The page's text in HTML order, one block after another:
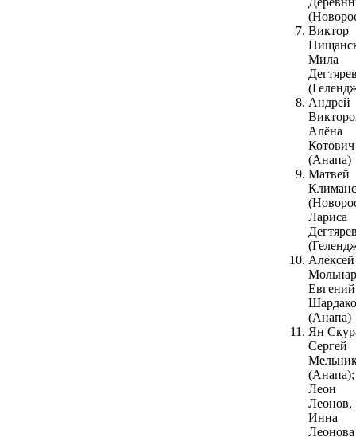
Виктор
Мила
Андрей
Алёна
Котович
(Анапа)
Матвей
Лариса
Алексей
Евгений
(Анапа)
Ян
Сергей
(Анапа);
Леон
Леонов,
Инна
Леонова